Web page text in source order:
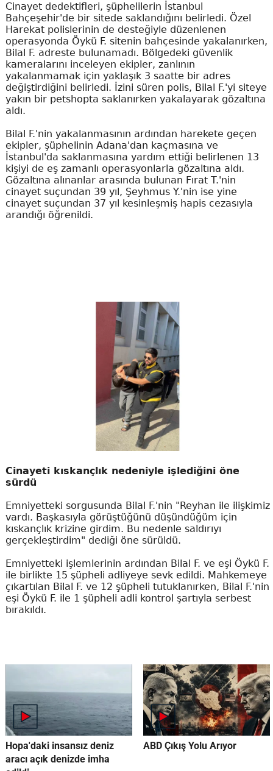
Cinayet dedektifleri, şüphelilerin İstanbul
Bahçeşehir'de bir sitede saklandığını belirledi. Özel
Harekat polislerinin de desteğiyle düzenlenen
operasyonda Öykü F. sitenin bahçesinde yakalanırken,
Bilal F. adreste bulunamadı. Bölgedeki güvenlik
kameralarını inceleyen ekipler, zanlının
yakalanmamak için yaklaşık 3 saatte bir adres
değiştirdiğini belirledi. İzini süren polis, Bilal F.'yi siteye
yakın bir petshopta saklanırken yakalayarak gözaltına
aldı.
Bilal F.'nin yakalanmasının ardından harekete geçen
ekipler, şüphelinin Adana'dan kaçmasına ve
İstanbul'da saklanmasına yardım ettiği belirlenen 13
kişiyi de eş zamanlı operasyonlarla gözaltına aldı.
Gözaltına alınanlar arasında bulunan Fırat T.'nin
cinayet suçundan 39 yıl, Şeyhmus Y.'nin ise yine
cinayet suçundan 37 yıl kesinleşmiş hapis cezasıyla
arandığı öğrenildi.
Cinayeti kıskançlık nedeniyle işlediğini öne
sürdü
Emniyetteki sorgusunda Bilal F.'nin "Reyhan ile ilişkimiz
vardı. Başkasıyla görüştüğünü düşündüğüm için
kıskançlık krizine girdim. Bu nedenle saldırıyı
gerçekleştirdim" dediği öne sürüldü.
Emniyetteki işlemlerinin ardından Bilal F. ve eşi Öykü F.
ile birlikte 15 şüpheli adliyeye sevk edildi. Mahkemeye
çıkartılan Bilal F. ve 12 şüpheli tutuklanırken, Bilal F.'nin
eşi Öykü F. ile 1 şüpheli adli kontrol şartıyla serbest
bırakıldı.
Hopa'daki insansız deniz
aracı açık denizde imha
ABD Çıkış Yolu Arıyor